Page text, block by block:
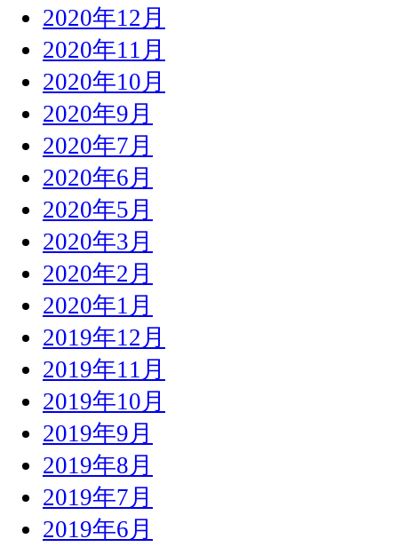
2020年12月
2020年11月
2020年10月
2020年9月
2020年7月
2020年6月
2020年5月
2020年3月
2020年2月
2020年1月
2019年12月
2019年11月
2019年10月
2019年9月
2019年8月
2019年7月
2019年6月